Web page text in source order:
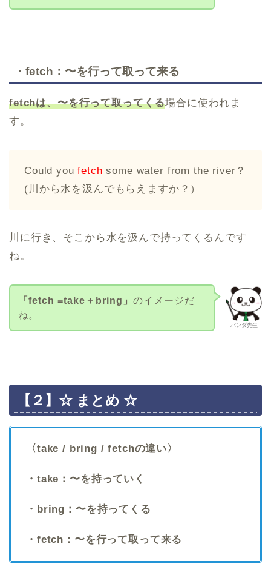
・fetch：〜を行って取って来る
fetchは、〜を行って取ってくる場合に使われま
す。
Could youfetch some water from the river？
(川から水を汲んでもらえますか？）
川に行き、そこから水を汲んで持ってくるんです
ね。
パンダ先生
「fetch =take＋bring」 のイメージだ
ね。
【２】☆ まとめ ☆
〈take / bring / fetchの違い〉
・take：〜を持っていく
・bring：〜を持ってくる
・fetch：〜を行って取って来る